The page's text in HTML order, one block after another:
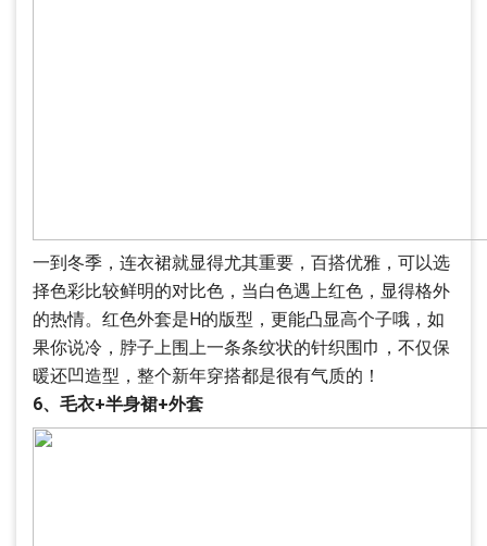
一到冬季，连衣裙就显得尤其重要，百搭优雅，可以选
择色彩比较鲜明的对比色，当白色遇上红色，显得格外
的热情。红色外套是H的版型，更能凸显高个子哦，如
果你说冷，脖子上围上一条条纹状的针织围巾，不仅保
暖还凹造型，整个新年穿搭都是很有气质的！
6、毛衣+半身裙+外套